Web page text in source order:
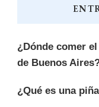
¿Dónde comer
de Buenos
¿Qué es una